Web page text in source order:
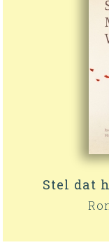
Stel dat